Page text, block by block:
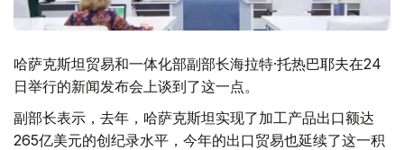
哈萨克斯坦贸易和一体化部副部长海拉特·托热巴耶夫在24
日举行的新闻发布会上谈到了这一点。
副部长表示，去年，哈萨克斯坦实现了加工产品出口额达
265亿美元的创纪录水平，今年的出口贸易也延续了这一积